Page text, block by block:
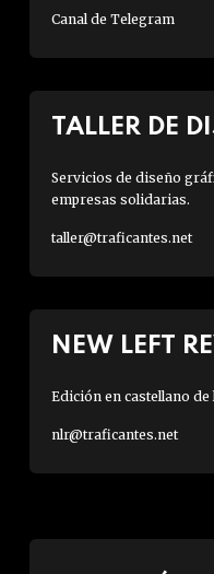
Canal de Telegram
TALLER DE
Servicios de diseño
empresas solidarias.
taller@traficantes.net
NEW LEFT
Edición en castellano de
nlr@traficantes.net